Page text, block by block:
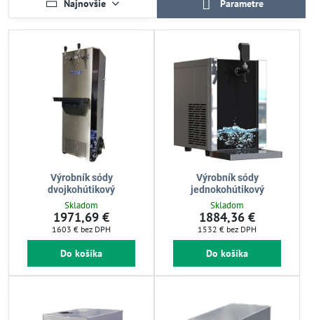
Najnovšie Parametre
Výrobník sódy
dvojkohútikový
Skladom
1971,69 €
1603 € bez DPH
Do košíka
Výrobník sódy
jednokohútikový
Skladom
1884,36 €
1532 € bez DPH
Do košíka